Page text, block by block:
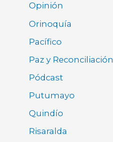
Opinión
Orinoquía
Pacífico
Paz y Reconciliación
Pódcast
Putumayo
Quindío
Risaralda